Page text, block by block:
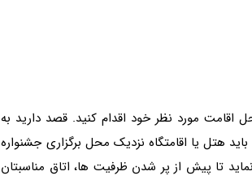
اقامت مورد نظر خود اقدام کنید. قصد دارید به
هتل یا اقامتگاه نزدیک محل برگزاری جشنواره
نماید تا پیش از پر شدن ظرفیت ها، اتاق مناسبتان